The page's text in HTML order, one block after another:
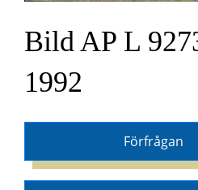
Bild AP L
1992
Förfrågan